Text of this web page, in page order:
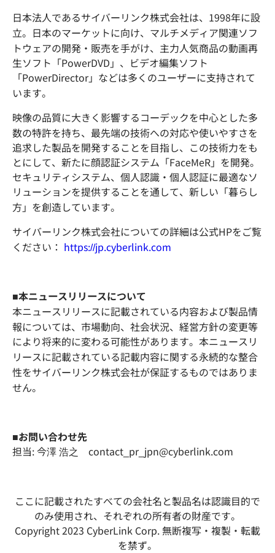
日本法人であるサイバーリンク株式会社は、1998年に設
立。日本のマーケットに向け、マルチメディア関連ソフ
トウェアの開発・販売を手がけ、主力人気商品の動画再
生ソフト「PowerDVD」、ビデオ編集ソフト
「PowerDirector」などは多くのユーザーに支持されて
います。
映像の品質に大きく影響するコーデックを中心とした多
数の特許を持ち、最先端の技術への対応や使いやすさを
追求した製品を開発することを目指し、この技術力をも
とにして、新たに顔認証システム「FaceMeR」を開発。
セキュリティシステム、個人認識・個人認証に最適なソ
リューションを提供することを通して、新しい「暮らし
方」を創造しています。
サイバーリンク株式会社についての詳細は公式HPをご覧
ください： https://jp.cyberlink.com
■本ニュースリリースについて
本ニュースリリースに記載されている内容および製品情
報については、市場動向、社会状況、経営方針の変更等
により将来的に変わる可能性があります。本ニュースリ
リースに記載されている記載内容に関する永続的な整合
性をサイバーリンク株式会社が保証するものではありま
せん。
■お問い合わせ先
担当: 今澤 浩之 contact_pr_jpn@cyberlink.com
ここに記載されたすべての会社名と製品名は認識目的で
のみ使用され、それぞれの所有者の財産です。
Copyright 2023 CyberLink Corp. 無断複写・複製・転載
を禁ず。